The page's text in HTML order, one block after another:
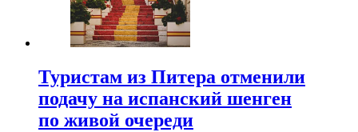
Туристам из Питера отменили
подачу на испанский шенген
по живой очереди